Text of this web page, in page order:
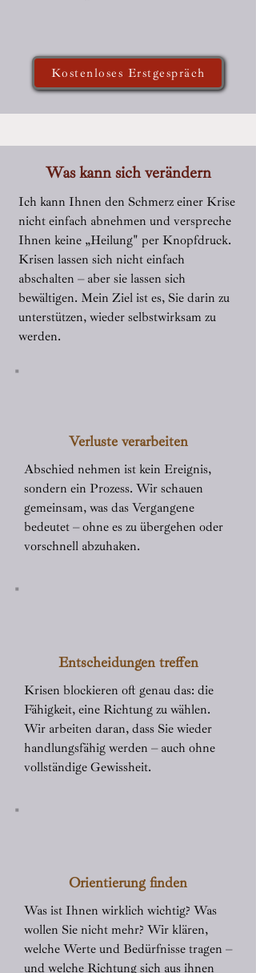
Kostenloses Erstgespräch
Was kann sich verändern
Ich kann Ihnen den Schmerz einer Krise
nicht einfach abnehmen und verspreche
Ihnen keine „Heilung" per Knopfdruck.
Krisen lassen sich nicht einfach
abschalten – aber sie lassen sich
bewältigen. Mein Ziel ist es, Sie darin zu
unterstützen, wieder selbstwirksam zu
werden.
Verluste verarbeiten
Abschied nehmen ist kein Ereignis,
sondern ein Prozess. Wir schauen
gemeinsam, was das Vergangene
bedeutet – ohne es zu übergehen oder
vorschnell abzuhaken.
Entscheidungen treffen
Krisen blockieren oft genau das: die
Fähigkeit, eine Richtung zu wählen.
Wir arbeiten daran, dass Sie wieder
handlungsfähig werden – auch ohne
vollständige Gewissheit.
Orientierung finden
Was ist Ihnen wirklich wichtig? Was
wollen Sie nicht mehr? Wir klären,
welche Werte und Bedürfnisse tragen –
und welche Richtung sich aus ihnen